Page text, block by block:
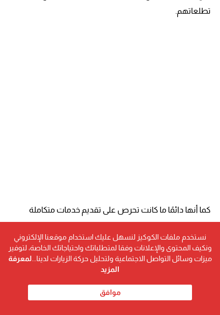
تطلعاتهم.
كما أنها دائمًا ما كانت تحرص على تقديم خدمات متكاملة
المقدسة بأسلوب سلس ومريح.جودة عالية وأسعار
مميزةمن أبرز ما يميز أعمال د. شيماء هو اهتمامها البالغ
بتقديم أعلى مستويات الجودة في الخدمات، مع مراعاة توفير
أسعار مميزة تناسب مختلف شرائح المجتمع.
نستخدم ملفات الكوكيز لنسهل عليك استخدام موقعنا الإلكتروني
ونكيف المحتوى والإعلانات وفقا لمتطلباتك واحتياجاتك الخاصة، لتوفير
ميزات وسائل التواصل الاجتماعية ولتحليل حركة الزيارات لدينا... لمعرفة
المزيد
موافق